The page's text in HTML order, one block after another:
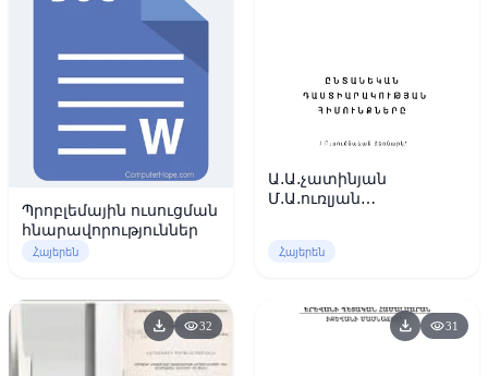
Պրոբլեմային ուսուցման
հնարավորություններ
Հայերեն
Ա.Ա.չատինյան
Մ.Ա.ուռլյան
Հիմունքները
Հայերեն
download visibility32 download visibility31